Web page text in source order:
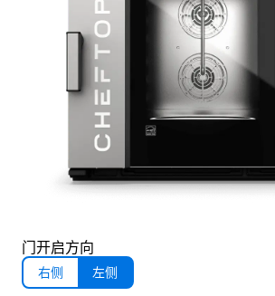
门开启方向
右侧 左侧